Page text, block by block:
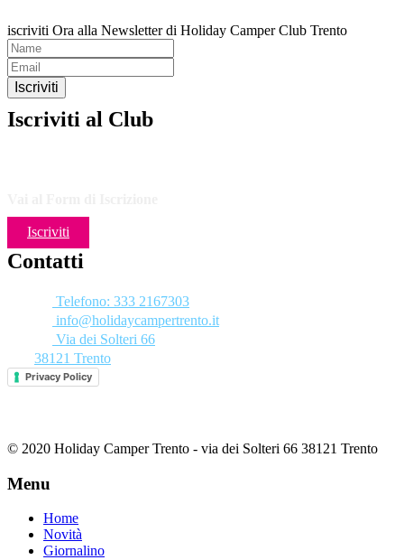
iscriviti Ora alla Newsletter di Holiday Camper Club Trento
Iscriviti
Iscriviti al Club
Iscriviti
Contatti
Telefono: 333 2167303
info@holidaycampertrento.it
Via dei Solteri 66
38121 Trento
Privacy Policy
© 2020 Holiday Camper Trento - via dei Solteri 66 38121 Trento
Menu
Home
Novità
Giornalino